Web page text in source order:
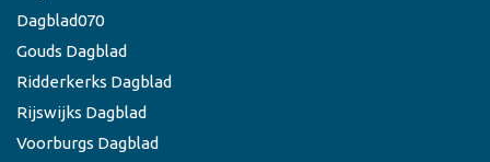
Dagblad070
Gouds Dagblad
Ridderkerks Dagblad
Rijswijks Dagblad
Voorburgs Dagblad